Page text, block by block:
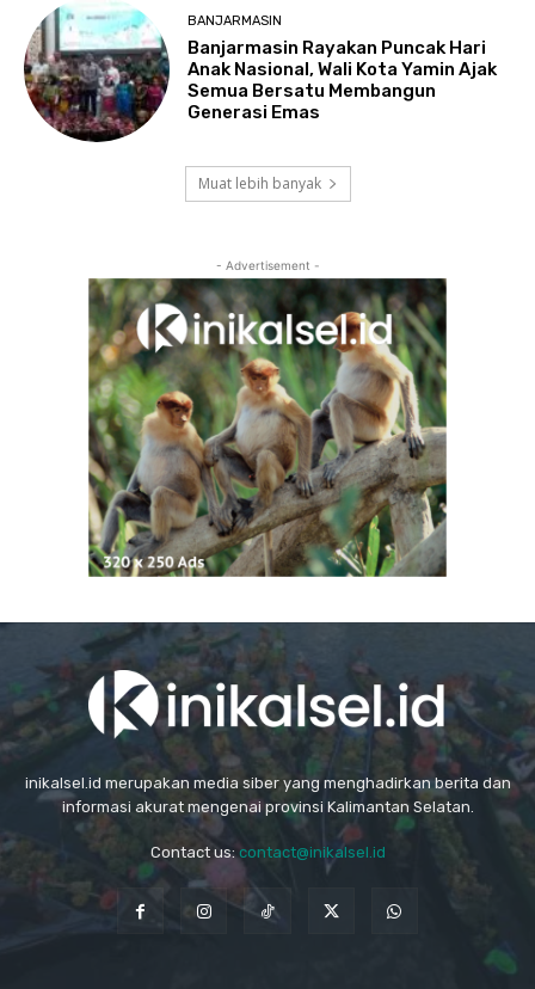
BANJARMASIN
Banjarmasin Rayakan Puncak Hari
Anak Nasional, Wali Kota Yamin Ajak
Semua Bersatu Membangun
Generasi Emas
Muat lebih banyak
- Advertisement -
inikalsel.id merupakan media siber yang menghadirkan berita dan
informasi akurat mengenai provinsi Kalimantan Selatan.
Contact us:contact@inikalsel.id